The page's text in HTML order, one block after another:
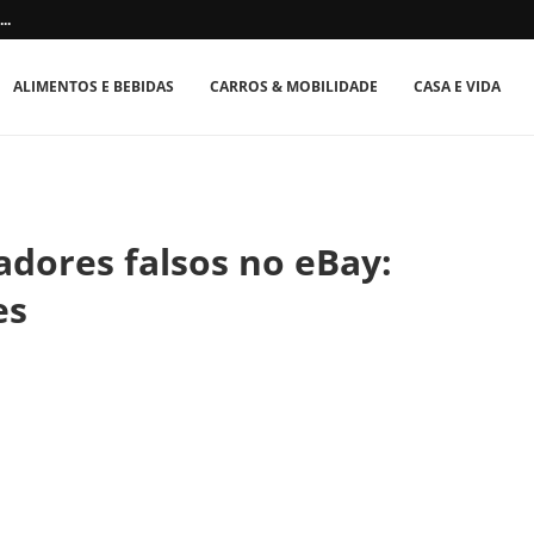
ALIMENTOS E BEBIDAS CARROS & MOBILIDADE CASA E VIDA
falsos no eBay: